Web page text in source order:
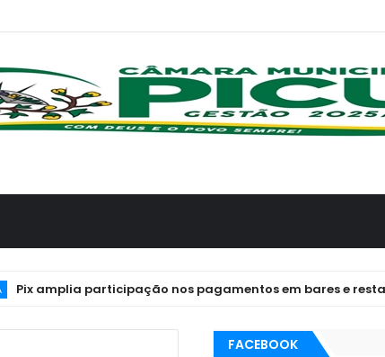
participação nos pagamentos em bares e restaurantes.
FACEBOOK